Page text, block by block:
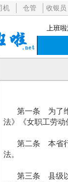
机 仓管 收银员
上班
第一条 为了维
法》《女职工劳动
第二条 本省行
法。
第三条 县级以